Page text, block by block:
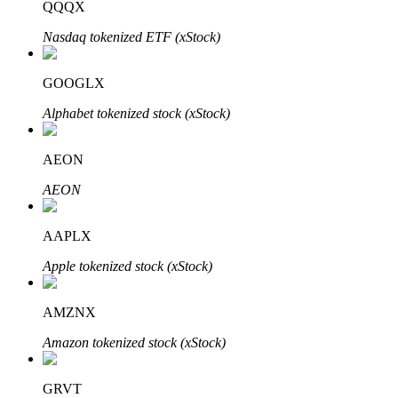
Blokady BTR
Ekskluzywne inwestycje dla posiadaczy BTR
Pożyczki
QQQX
Nasdaq tokenized ETF (xStock)
GOOGLX
Alphabet tokenized stock (xStock)
AEON
AEON
AAPLX
Apple tokenized stock (xStock)
AMZNX
Amazon tokenized stock (xStock)
GRVT